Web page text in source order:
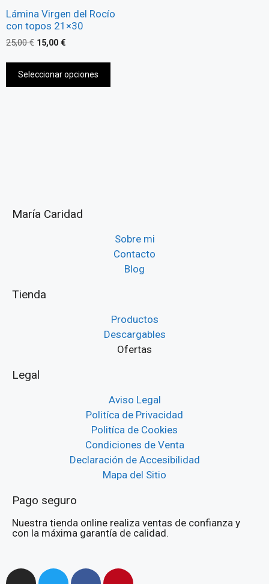
Lámina Virgen del Rocío
con topos 21×30
25,00€ 15,00 €
Seleccionar opciones
María Caridad
Sobre mi
Contacto
Blog
Tienda
Productos
Descargables
Ofertas
Legal
Aviso Legal
Politíca de Privacidad
Politíca de Cookies
Condiciones de Venta
Declaración de Accesibilidad
Mapa del Sitio
Pago seguro
Nuestra tienda online realiza ventas de confianza y
con la máxima garantía de calidad.